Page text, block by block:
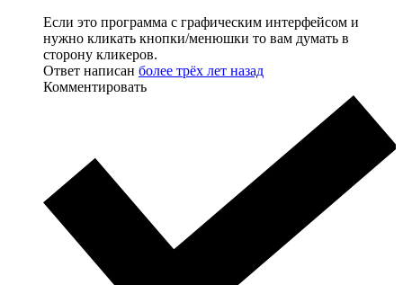
Если это программа с графическим интерфейсом и
нужно кликать кнопки/менюшки то вам думать в
сторону кликеров.
Ответ написан более трёх лет назад
Комментировать